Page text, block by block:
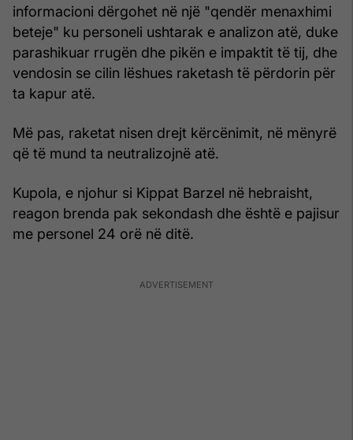
informacioni dërgohet në një "qendër menaxhimi
beteje" ku personeli ushtarak e analizon atë, duke
parashikuar rrugën dhe pikën e impaktit të tij, dhe
vendosin se cilin lëshues raketash të përdorin për
ta kapur atë.
Më pas, raketat nisen drejt kërcënimit, në mënyrë
që të mund ta neutralizojnë atë.
Kupola, e njohur si Kippat Barzel në hebraisht,
reagon brenda pak sekondash dhe është e pajisur
me personel 24 orë në ditë.